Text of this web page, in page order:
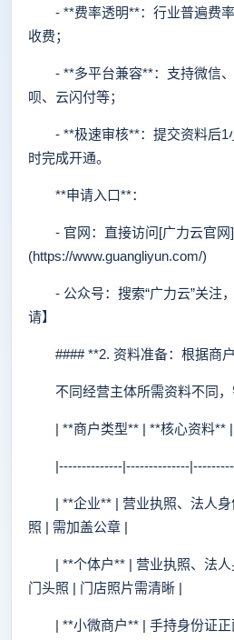
- **费率透明**：行业普遍费率
收费；
- **多平台兼容**：支持微信、
呗、云闪付等；
- **极速审核**：提交资料后1
时完成开通。
**申请入口**：
- 官网：直接访问[广力云官网]
(https://www.guangliyun.com/)
- 公众号：搜索“广力云”关注
请】
#### **2. 资料准备：根据商
不同经营主体所需资料不同，
| **商户类型** | **核心资料** |
|--------------|--------------
| **企业** | 营业执照、法人身
照 | 需加盖公章 |
| **个体户** | 营业执照、法人
门头照 | 门店照片需清晰 |
| **小微商户** | 手持身份证正